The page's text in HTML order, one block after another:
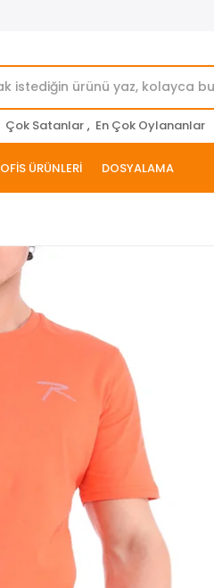
Çok Satanlar , En Çok Oylananlar
OFİS ÜRÜNLERİ DOSYALAMA